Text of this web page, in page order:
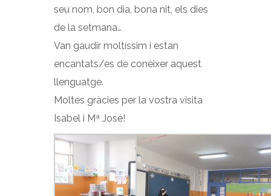
seu nom, bon dia, bona nit, els dies
de la setmana…
Van gaudir moltíssim i estan
encantats/es de conèixer aquest
llenguatge.
Moltes gràcies per la vostra visita
Isabel i Mª José!